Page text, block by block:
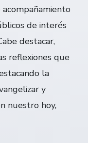
acompañamiento
de interés
destacar,
reflexiones que
la
y
nuestro hoy,